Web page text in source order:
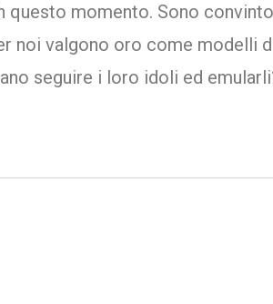
momento. Sono
noi valgono oro come modelli
seguire i loro idoli ed